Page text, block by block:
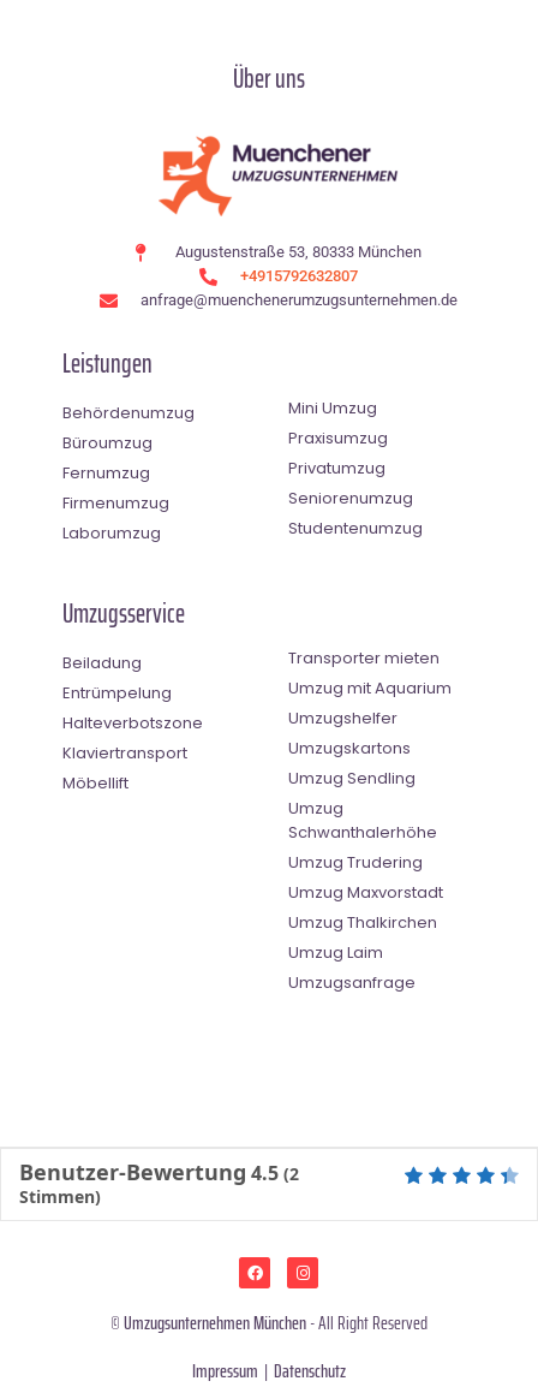
Über uns
Augustenstraße 53, 80333 München
+4915792632807
anfrage@muenchenerumzugsunternehmen.de
Leistungen
Behördenumzug
Büroumzug
Fernumzug
Firmenumzug
Laborumzug
Mini Umzug
Praxisumzug
Privatumzug
Seniorenumzug
Studentenumzug
Umzugsservice
Beiladung
Entrümpelung
Halteverbotszone
Klaviertransport
Möbellift
Transporter mieten
Umzug mit Aquarium
Umzugshelfer
Umzugskartons
Umzug Sendling
Umzug
Schwanthalerhöhe
Umzug Trudering
Umzug Maxvorstadt
Umzug Thalkirchen
Umzug Laim
Umzugsanfrage
Benutzer-Bewertung 4.5 (2
Stimmen)
©Umzugsunternehmen München- All Right Reserved
Impressum | Datenschutz